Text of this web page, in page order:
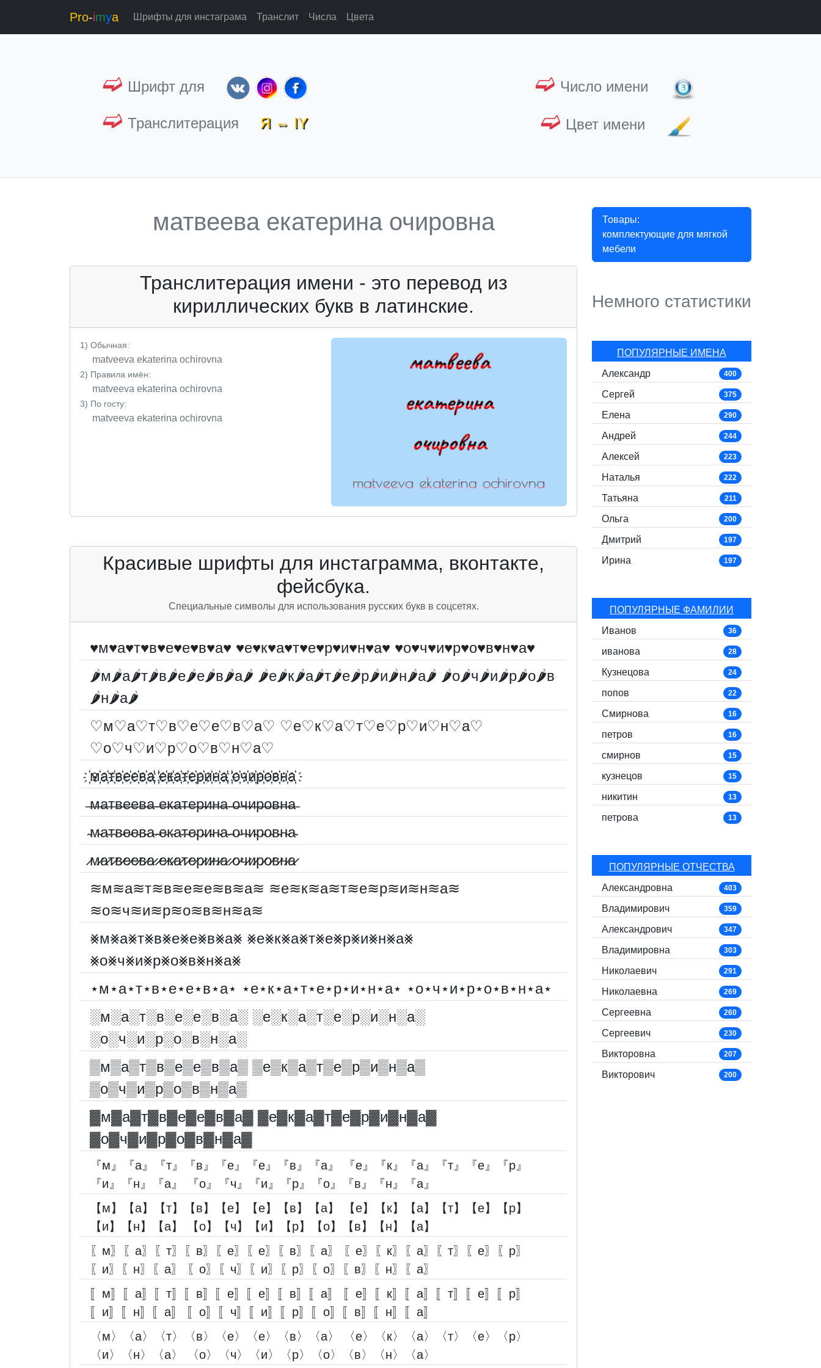
Pro-imya Шрифты для инстаграма Транслит Числа Цвета
➫ Шрифт для
➫ Транслитерация Я ⇔ IY
➫ Число имени
➫ Цвет имени
матвеева екатерина очировна
Транслитерация имени - это перевод из
кириллических букв в латинские.
1) Обычная:
matveeva ekaterina ochirovna
2) Правила имён:
matveeva ekaterina ochirovna
3) По госту:
matveeva ekaterina ochirovna
Красивые шрифты для инстаграмма, вконтакте,
фейсбука.
Специальные символы для использования русских букв в соцсетях.
♥м♥а♥т♥в♥е♥е♥в♥а♥ ♥е♥к♥а♥т♥е♥р♥и♥н♥а♥ ♥о♥ч♥и♥р♥о♥в♥н♥а♥
🌶м🌶а🌶т🌶в🌶е🌶е🌶в🌶а🌶 🌶е🌶к🌶а🌶т🌶е🌶р🌶и🌶н🌶а🌶 🌶о🌶ч🌶и🌶р🌶о🌶в
🌶н🌶а🌶
♡м♡а♡т♡в♡е♡е♡в♡а♡ ♡е♡к♡а♡т♡е♡р♡и♡н♡а♡
♡о♡ч♡и♡р♡о♡в♡н♡а♡
҉м҉а҉т҉в҉е҉е҉в҉а҉ ҉е҉к҉а҉т҉е҉р҉и҉н҉а҉ ҉о҉ч҉и҉р҉о҉в҉н҉а҉
̶м̶а̶т̶в̶е̶е̶в̶а̶ ̶е̶к̶а̶т̶е̶р̶и̶н̶а̶ ̶о̶ч̶и̶р̶о̶в̶н̶а̶
̴м̴а̴т̴в̴е̴е̴в̴а̴ ̴е̴к̴а̴т̴е̴р̴и̴н̴а̴ ̴о̴ч̴и̴р̴о̴в̴н̴а̴
̷м̷а̷т̷в̷е̷е̷в̷а̷ ̷е̷к̷а̷т̷е̷р̷и̷н̷а̷ ̷о̷ч̷и̷р̷о̷в̷н̷а̷
≋м≋а≋т≋в≋е≋е≋в≋а≋ ≋е≋к≋а≋т≋е≋р≋и≋н≋а≋
≋о≋ч≋и≋р≋о≋в≋н≋а≋
⨳м⨳а⨳т⨳в⨳е⨳е⨳в⨳а⨳ ⨳е⨳к⨳а⨳т⨳е⨳р⨳и⨳н⨳а⨳
⨳о⨳ч⨳и⨳р⨳о⨳в⨳н⨳а⨳
⋆м⋆а⋆т⋆в⋆е⋆е⋆в⋆а⋆ ⋆е⋆к⋆а⋆т⋆е⋆р⋆и⋆н⋆а⋆ ⋆о⋆ч⋆и⋆р⋆о⋆в⋆н⋆а⋆
░︎м░︎а░︎т░︎в░︎е░︎е░︎в░︎а░︎ ░︎е░︎к░︎а░︎т░︎е░︎р░︎и░︎н░︎а░︎
░︎о░︎ч░︎и░︎р░︎о░︎в░︎н░︎а░︎
▒м▒а▒т▒в▒е▒е▒в▒а▒ ▒е▒к▒а▒т▒е▒р▒и▒н▒а▒
▒о▒ч▒и▒р▒о▒в▒н▒а▒
▓︎м▓︎а▓︎т▓︎в▓︎е▓︎е▓︎в▓︎а▓︎ ▓︎е▓︎к▓︎а▓︎т▓︎е▓︎р▓︎и▓︎н▓︎а▓︎
▓︎о▓︎ч▓︎и▓︎р▓︎о▓︎в▓︎н▓︎а▓︎
『м』『а』『т』『в』『е』『е』『в』『а』 『е』『к』『а』『т』『е』『р』
『и』『н』『а』 『о』『ч』『и』『р』『о』『в』『н』『а』
【м】【а】【т】【в】【е】【е】【в】【а】 【е】【к】【а】【т】【е】【р】
【и】【н】【а】 【о】【ч】【и】【р】【о】【в】【н】【а】
〖м〗〖а〗〖т〗〖в〗〖е〗〖е〗〖в〗〖а〗 〖е〗〖к〗〖а〗〖т〗〖е〗〖р〗
〖и〗〖н〗〖а〗 〖о〗〖ч〗〖и〗〖р〗〖о〗〖в〗〖н〗〖а〗
〚м〛〚а〛〚т〛〚в〛〚е〛〚е〛〚в〛〚а〛 〚е〛〚к〛〚а〛〚т〛〚е〛〚р〛
〚и〛〚н〛〚а〛 〚о〛〚ч〛〚и〛〚р〛〚о〛〚в〛〚н〛〚а〛
〈м〉〈а〉〈т〉〈в〉〈е〉〈е〉〈в〉〈а〉 〈е〉〈к〉〈а〉〈т〉〈е〉〈р〉
〈и〉〈н〉〈а〉 〈о〉〈ч〉〈и〉〈р〉〈о〉〈в〉〈н〉〈а〉
Товары:
комплектующие для мягкой
мебели
Немного статистики
ПОПУЛЯРНЫЕ ИМЕНА
Александр
400
Сергей 375
Елена 290
Андрей 244
Алексей 223
Наталья 222
Татьяна 211
Ольга 200
Дмитрий 197
Ирина 197
ПОПУЛЯРНЫЕ ФАМИЛИИ
Иванов
36
иванова 28
Кузнецова 24
попов 22
Смирнова 16
петров 16
смирнов 15
кузнецов 15
никитин 13
петрова 13
ПОПУЛЯРНЫЕ ОТЧЕСТВА
Александровна
403
Владимирович 359
Александрович 347
Владимировна 303
Николаевич 291
Николаевна 269
Сергеевна 260
Сергеевич 230
Викторовна 207
Викторович 200